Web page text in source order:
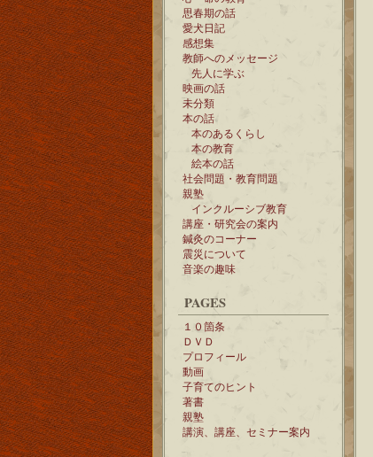
思春期の話
愛犬日記
感想集
教師へのメッセージ
先人に学ぶ
映画の話
未分類
本の話
本のあるくらし
本の教育
絵本の話
社会問題・教育問題
親塾
インクルーシブ教育
講座・研究会の案内
鍼灸のコーナー
震災について
音楽の趣味
PAGES
１０箇条
ＤＶＤ
プロフィール
動画
子育てのヒント
著書
親塾
講演、講座、セミナー案内